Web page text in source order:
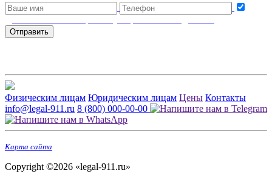
Отправить
Физическим лицам Юридическим лицам Цены Контакты
info@legal-911.ru 8 (800) 000-00-00
Карта сайта
Copyright ©2026 «legal-911.ru»